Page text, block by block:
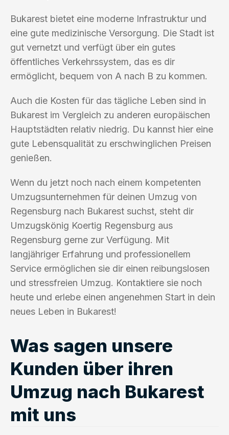
Bukarest bietet eine moderne Infrastruktur und
eine gute medizinische Versorgung. Die Stadt ist
gut vernetzt und verfügt über ein gutes
öffentliches Verkehrssystem, das es dir
ermöglicht, bequem von A nach B zu kommen.
Auch die Kosten für das tägliche Leben sind in
Bukarest im Vergleich zu anderen europäischen
Hauptstädten relativ niedrig. Du kannst hier eine
gute Lebensqualität zu erschwinglichen Preisen
genießen.
Wenn du jetzt noch nach einem kompetenten
Umzugsunternehmen für deinen Umzug von
Regensburg nach Bukarest suchst, steht dir
Umzugskönig Koertig Regensburg aus
Regensburg gerne zur Verfügung. Mit
langjähriger Erfahrung und professionellem
Service ermöglichen sie dir einen reibungslosen
und stressfreien Umzug. Kontaktiere sie noch
heute und erlebe einen angenehmen Start in dein
neues Leben in Bukarest!
Was sagen unsere
Kunden über ihren
Umzug nach Bukarest
mit uns